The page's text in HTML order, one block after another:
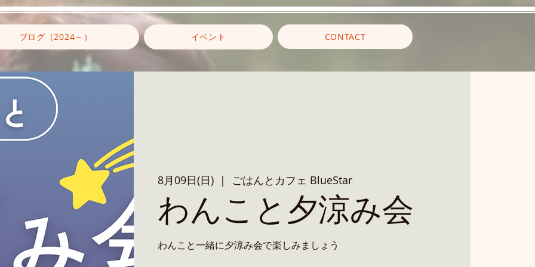
ブログ（2024～） イベント CONTACT
8月09日(日)
  |
ごはんとカフェ BlueStar
わんこと夕涼み会
わんこと一緒に夕涼み会で楽しみましょう